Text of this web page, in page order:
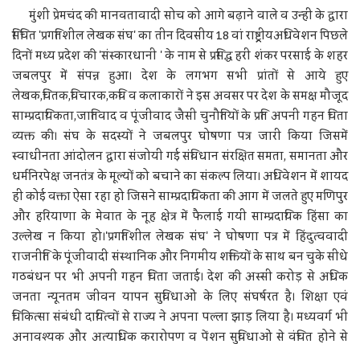
मुंशी प्रेमचंद की मानवतावादी सोच को आगे बढ़ाने वाले व उन्हीं के द्वारा
सिंचित 'प्रगतिशील लेखक संघ' का तीन दिवसीय 18 वां राष्ट्र्रीयअधिवेशन पिछले
दिनों मध्य प्रदेश की 'संस्कारधानी ' के नाम से प्रसिद्ध हरी शंकर परसाई के शहर
जबलपुर में संपन्न हुआ। देश के लगभग सभी प्रांतों से आये हुए
लेखक,चिंतक,विचारक,कवि व कलाकारों ने इस अवसर पर देश के समक्ष मौजूद
साम्प्रदायिकता,जातिवाद व पूंजीवाद जैसी चुनौतियों के प्रति अपनी गहन चिंता
व्यक्त की। संघ के सदस्यों ने जबलपुर घोषणा पत्र जारी किया जिसमें
स्वाधीनता आंदोलन द्वारा संजोयी गई संविधान संरक्षित समता, समानता और
धर्मनिरपेक्ष जनतंत्र के मूल्यों को बचाने का संकल्प लिया। अधिवेशन में शायद
ही कोई वक्ता ऐसा रहा हो जिसने साम्प्रदायिकता की आग में जलते हुए मणिपुर
और हरियाणा के मेवात के नूह क्षेत्र में फैलाई गयी साम्प्रदायिक हिंसा का
उल्लेख न किया हो।'प्रगतिशील लेखक संघ' ने घोषणा पत्र में हिंदुत्ववादी
राजनीति के पूंजीवादी संस्थानिक और निगमीय शक्तियों के साथ बन चुके सीधे
गठबंधन पर भी अपनी गहन चिंता जताई। देश की अस्सी करोड़ से अधिक
जनता न्यूनतम जीवन यापन सुविधाओं के लिए संघर्षरत है। शिक्षा एवं
चिकित्सा संबंधी दायित्वों से राज्य ने अपना पल्ला झाड़ लिया है। मध्यवर्ग भी
अनावश्यक और अत्याधिक करारोपण व पेंशन सुविधाओं से वंचित होने से